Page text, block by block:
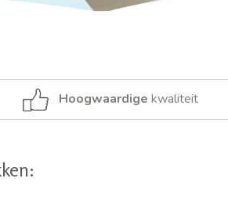
Hoogwaardige kwaliteit